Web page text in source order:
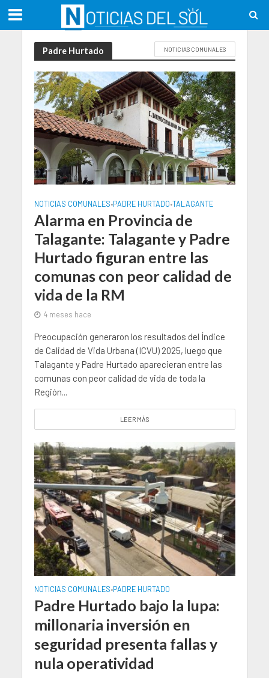
Padre Hurtado NOTICIAS COMUNALES
NOTICIAS COMUNALES•PADRE HURTADO•TALAGANTE
Alarma en Provincia de
Talagante: Talagante y Padre
Hurtado figuran entre las
comunas con peor calidad de
vida de la RM
4 meses hace
Preocupación generaron los resultados del Índice
de Calidad de Vida Urbana (ICVU) 2025, luego que
Talagante y Padre Hurtado aparecieran entre las
comunas con peor calidad de vida de toda la
Región...
LEER MÁS
NOTICIAS COMUNALES•PADRE HURTADO
Padre Hurtado bajo la lupa:
millonaria inversión en
seguridad presenta fallas y
nula operatividad